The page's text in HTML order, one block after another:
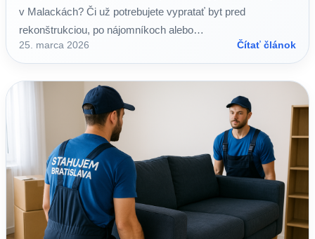
v Malackách? Či už potrebujete vypratať byt pred
rekonštrukciou, po nájomníkoch alebo…
25. marca 2026 Čítať článok